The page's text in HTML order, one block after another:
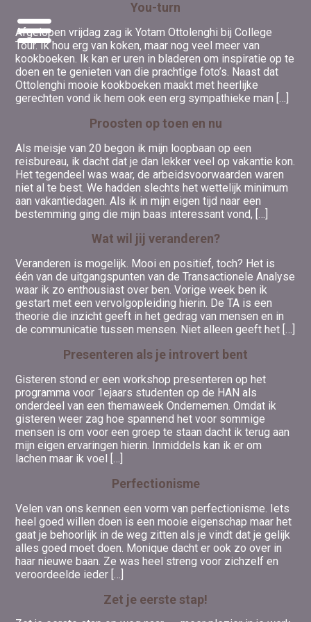
You-turn
Afgelopen vrijdag zag ik Yotam Ottolenghi bij College
Tour. Ik hou erg van koken, maar nog veel meer van
kookboeken. Ik kan er uren in bladeren om inspiratie op te
doen en te genieten van die prachtige foto’s. Naast dat
Ottolenghi mooie kookboeken maakt met heerlijke
gerechten vond ik hem ook een erg sympathieke man […]
Proosten op toen en nu
Als meisje van 20 begon ik mijn loopbaan op een
reisbureau, ik dacht dat je dan lekker veel op vakantie kon.
Het tegendeel was waar, de arbeidsvoorwaarden waren
niet al te best. We hadden slechts het wettelijk minimum
aan vakantiedagen. Als ik in mijn eigen tijd naar een
bestemming ging die mijn baas interessant vond, […]
Wat wil jij veranderen?
Veranderen is mogelijk. Mooi en positief, toch? Het is
één van de uitgangspunten van de Transactionele Analyse
waar ik zo enthousiast over ben. Vorige week ben ik
gestart met een vervolgopleiding hierin. De TA is een
theorie die inzicht geeft in het gedrag van mensen en in
de communicatie tussen mensen. Niet alleen geeft het […]
Presenteren als je introvert bent
Gisteren stond er een workshop presenteren op het
programma voor 1ejaars studenten op de HAN als
onderdeel van een themaweek Ondernemen. Omdat ik
gisteren weer zag hoe spannend het voor sommige
mensen is om voor een groep te staan dacht ik terug aan
mijn eigen ervaringen hierin. Inmiddels kan ik er om
lachen maar ik voel […]
Perfectionisme
Velen van ons kennen een vorm van perfectionisme. Iets
heel goed willen doen is een mooie eigenschap maar het
gaat je behoorlijk in de weg zitten als je vindt dat je gelijk
alles goed moet doen. Monique dacht er ook zo over in
haar nieuwe baan. Ze was heel streng voor zichzelf en
veroordeelde ieder […]
Zet je eerste stap!